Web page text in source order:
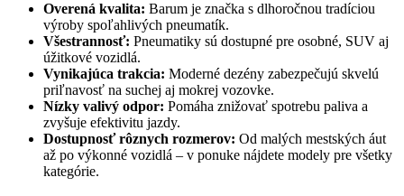
Overená kvalita: Barum je značka s dlhoročnou tradíciou
výroby spoľahlivých pneumatík.
Všestrannosť: Pneumatiky sú dostupné pre osobné, SUV aj
úžitkové vozidlá.
Vynikajúca trakcia: Moderné dezény zabezpečujú skvelú
priľnavosť na suchej aj mokrej vozovke.
Nízky valivý odpor: Pomáha znižovať spotrebu paliva a
zvyšuje efektivitu jazdy.
Dostupnosť rôznych rozmerov: Od malých mestských áut
až po výkonné vozidlá – v ponuke nájdete modely pre všetky
kategórie.